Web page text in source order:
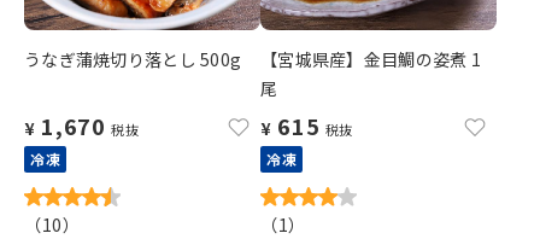
うなぎ蒲焼切り落とし 500g
¥ 1,670 税抜
冷凍
（10）
【宮城県産】金目鯛の姿煮 1
尾
¥ 615 税抜
冷凍
（1）